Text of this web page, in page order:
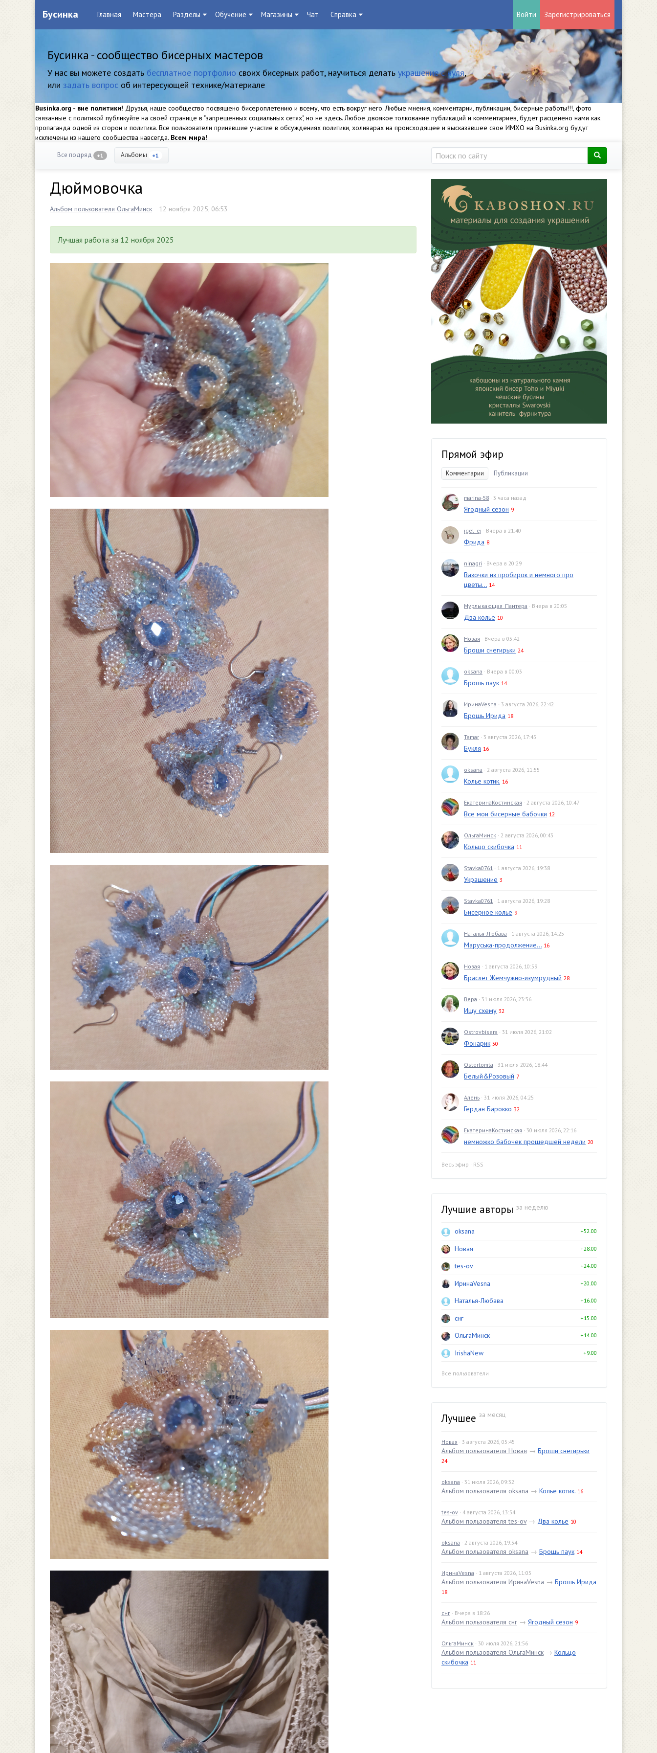
Бусинка Главная Мастера Разделы Обучение Магазины Чат Справка Войти Зарегистрироваться
Бусинка - сообщество бисерных мастеров
У нас вы можете создать бесплатное портфолио своих бисерных работ, научиться делать украшение с нуля,
или задать вопрос об интересующей технике/материале
Businka.org - вне политики! Друзья, наше сообщество посвящено бисероплетению и всему, что есть вокруг него. Любые мнения, комментарии, публикации, бисерные работы!!!, фото
связанные с политикой публикуйте на своей странице в "запрещенных социальных сетях", но не здесь. Любое двоякое толкование публикаций и комментариев, будет расценено нами как
пропаганда одной из сторон и политика. Все пользователи принявшие участие в обсуждениях политики, холиварах на происходящее и высказавшее свое ИМХО на Businka.org будут
исключены из нашего сообщества навсегда. Всем мира!
Все подряд +1 Альбомы +1
Дюймовочка
Альбом пользователя ОльгаМинск 12 ноября 2025, 06:53
Лучшая работа за 12 ноября 2025
Прямой эфир
Комментарии Публикации
marina-58 · 3 часа назад
Ягодный сезон 9
igel_ej · Вчера в 21:40
Фрида 8
ninagri · Вчера в 20:29
Вазочки из пробирок и немного про
цветы... 14
Мурлыкающая_Пантера · Вчера в 20:05
Два колье 10
Новая · Вчера в 05:42
Броши снегирьки 24
oksana · Вчера в 00:03
Брошь паук 14
ИринаVesna · 3 августа 2026, 22:42
Брошь Ирида 18
Tamar · 3 августа 2026, 17:45
Букля 16
oksana · 2 августа 2026, 11:55
Колье котик. 16
ЕкатеринаКостинская · 2 августа 2026, 10:47
Все мои бисерные бабочки 12
ОльгаМинск · 2 августа 2026, 00:43
Кольцо скибочка 11
Stavka0761 · 1 августа 2026, 19:38
Украшение 3
Stavka0761 · 1 августа 2026, 19:28
Бисерное колье 9
Наталья-Любава · 1 августа 2026, 14:25
Маруська-продолжение... 16
Новая · 1 августа 2026, 10:59
Браслет Жемчужно-изумрудный 28
Вера · 31 июля 2026, 23:36
Ищу схему 32
Ostrovbisera · 31 июля 2026, 21:02
Фонарик 30
Ostertomta · 31 июля 2026, 18:44
Белый&Розовый 7
Алень · 31 июля 2026, 04:25
Гердан Барокко 32
ЕкатеринаКостинская · 30 июля 2026, 22:16
немножко бабочек прошедшей недели 20
Весь эфир · RSS
Лучшие авторы за неделю
oksana +52.00
Новая +28.00
tes-ov +24.00
ИринаVesna +20.00
Наталья-Любава +16.00
снг +15.00
ОльгаМинск +14.00
IrishaNew +9.00
Все пользователи
Лучшее за месяц
Новая · 3 августа 2026, 05:45
Альбом пользователя Новая → Броши снегирьки
24
oksana · 31 июля 2026, 09:32
Альбом пользователя oksana → Колье котик. 16
tes-ov · 4 августа 2026, 13:54
Альбом пользователя tes-ov→ Два колье 10
oksana · 2 августа 2026, 19:34
Альбом пользователя oksana → Брошь паук 14
ИринаVesna · 1 августа 2026, 11:05
Альбом пользователя ИринаVesna → Брошь Ирида
18
снг · Вчера в 18:26
Альбом пользователя снг → Ягодный сезон 9
ОльгаМинск · 30 июля 2026, 21:56
Альбом пользователя ОльгаМинск → Кольцо
скибочка 11